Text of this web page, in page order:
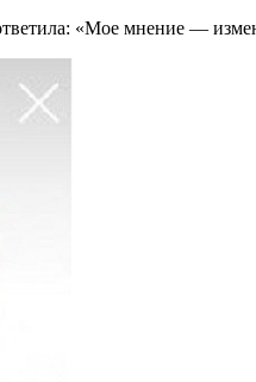
«Мое мнение —